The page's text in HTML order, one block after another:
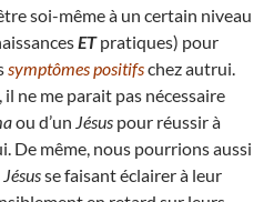
soi-même à un certain niveau
ETpratiques) pour
symptômes positifschez autrui.
ne me parait pas nécessaire
ou d’un Jésus pour réussir à
De même, nous pourrions aussi
Jésusse faisant éclairer à leur